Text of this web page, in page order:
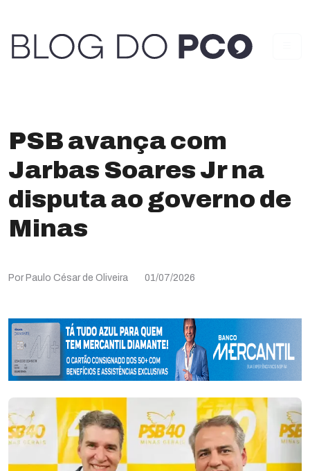
PSB avança com
Jarbas Soares Jr na
disputa ao governo de
Minas
Por Paulo César de Oliveira 01/07/2026